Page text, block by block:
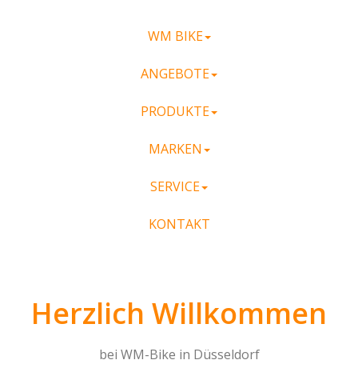
WM BIKE
ANGEBOTE
PRODUKTE
MARKEN
SERVICE
KONTAKT
Herzlich Willkommen
bei WM-Bike in Düsseldorf